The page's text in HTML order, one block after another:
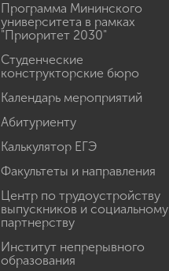
Программа Мининского
университета в рамках
"Приоритет 2030"
Студенческие
конструкторские бюро
Календарь мероприятий
Абитуриенту
Калькулятор ЕГЭ
Факультеты и направления
Центр по трудоустройству
выпускников и социальному
партнерству
Институт непрерывного
образования